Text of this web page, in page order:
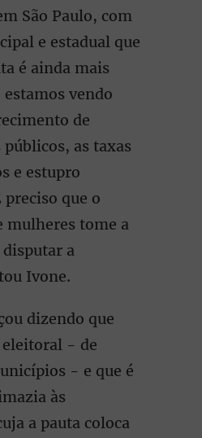
São Paulo, com
e estadual que
é ainda mais
estamos vendo
de
as taxas
e estupro
preciso que o
mulheres tome a
a
Ivone.
dizendo que
eleitoral - de
- e que é
às
a pauta coloca